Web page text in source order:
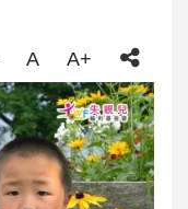
A A+